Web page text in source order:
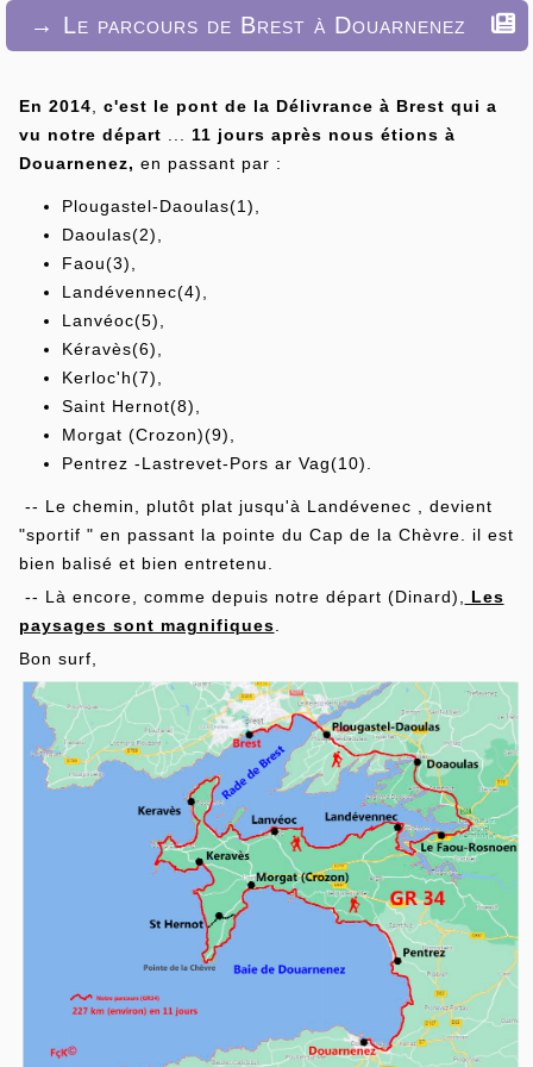
→ Le parcours de Brest à Douarnenez
En 2014
c'est le pont de la Délivrance à Brest qui a
vu notre départ
11 jours après nous étions à
Douarnenez, en passant par :
Plougastel-Daoulas(1),
Daoulas(2),
Faou(3),
Landévennec(4),
Lanvéoc(5),
Kéravès(6),
Kerloc'h(7),
Saint Hernot(8),
Morgat (Crozon)(9),
Pentrez -Lastrevet-Pors ar Vag(10).
-- Le chemin, plutôt plat jusqu'à Landévenec , devient
"sportif " en passant la pointe du Cap de la Chèvre. il est
bien balisé et bien entretenu.
-- Là encore, comme depuis notre départ (Dinard),
Les
paysages sont magnifiques
Bon surf,